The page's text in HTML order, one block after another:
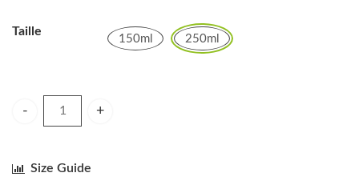
Taille
150ml 250ml
Size Guide